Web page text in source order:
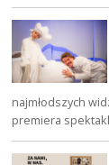
najmłodszych
premiera